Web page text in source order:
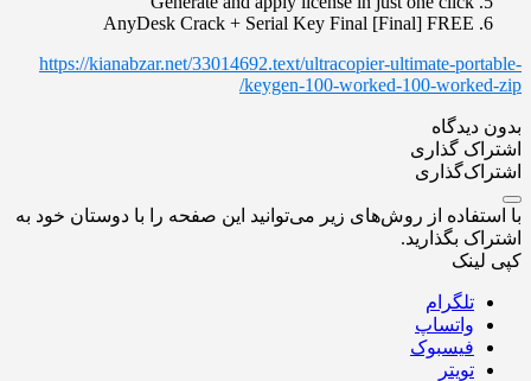
AnyDesk Crack + Serial Key Final [Final] FREE
https://kianabzar.net/33014692.text/ultracopier-ultimate-portable-
keygen-100-worked-100-worked-zip/
بدون دیدگاه
اشتراک گذاری
اشتراک‌گذاری
با استفاده از روش‌های زیر می‌توانید این صفحه را با دوستان خود به
اشتراک بگذارید.
کپی لینک
تلگرام
واتساپ
فیسبوک
تویتر